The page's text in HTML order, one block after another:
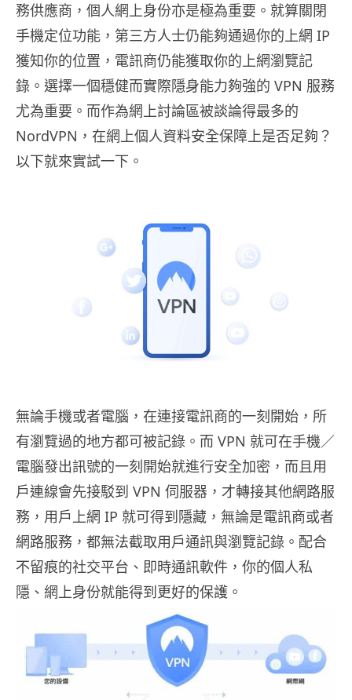
務供應商，個人網上身份亦是極為重要。就算關閉
手機定位功能，第三方人士仍能夠通過你的上網 IP
獲知你的位置，電訊商仍能獲取你的上網瀏覽記
錄。選擇一個穩健而實際隱身能力夠強的 VPN 服務
尤為重要。而作為網上討論區被談論得最多的
NordVPN，在網上個人資料安全保障上是否足夠？
以下就來實試一下。
無論手機或者電腦，在連接電訊商的一刻開始，所
有瀏覽過的地方都可被記錄。而 VPN 就可在手機／
電腦發出訊號的一刻開始就進行安全加密，而且用
戶連線會先接駁到 VPN 伺服器，才轉接其他網路服
務，用戶上網 IP 就可得到隱藏，無論是電訊商或者
網路服務，都無法截取用戶通訊與瀏覽記錄。配合
不留痕的社交平台、即時通訊軟件，你的個人私
隱、網上身份就能得到更好的保護。